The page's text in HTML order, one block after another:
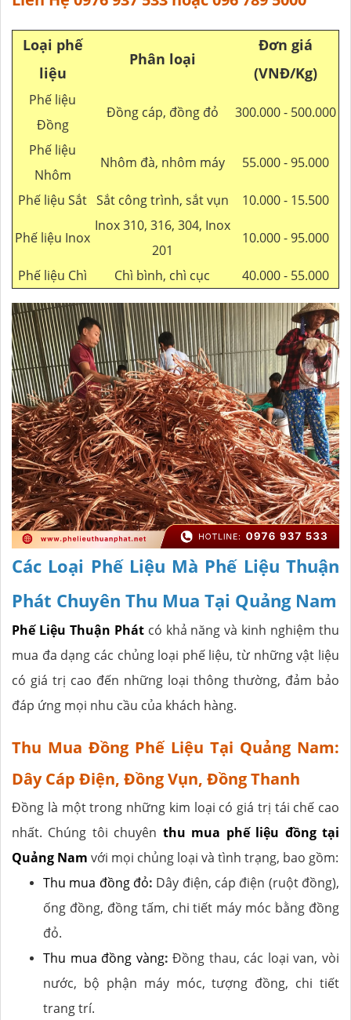
Loại phế
liệu
Phân loại
Đơn giá
(VNĐ/Kg)
Phế liệu
Đồng
Đồng cáp, đồng đỏ 300.000 - 500.000
Phế liệu
Nhôm
Nhôm đà, nhôm máy 55.000 - 95.000
Phế liệu Sắt Sắt công trình, sắt vụn 10.000 - 15.500
Phế liệu Inox
Inox 310, 316, 304, Inox
201
10.000 - 95.000
Phế liệu Chì Chì bình, chì cục 40.000 - 55.000
Các Loại Phế Liệu Mà Phế Liệu Thuận
Phát Chuyên Thu Mua Tại Quảng Nam
Phế Liệu Thuận Phátcó khả năng và kinh nghiệm thu
mua đa dạng các chủng loại phế liệu, từ những vật liệu
có giá trị cao đến những loại thông thường, đảm bảo
đáp ứng mọi nhu cầu của khách hàng.
Thu Mua Đồng Phế Liệu Tại Quảng Nam:
Dây Cáp Điện, Đồng Vụn, Đồng Thanh
Đồng là một trong những kim loại có giá trị tái chế cao
nhất. Chúng tôi chuyên thu mua phế liệu đồng tại
Quảng Nam với mọi chủng loại và tình trạng, bao gồm:
Thu mua đồng đỏ: Dây điện, cáp điện (ruột đồng),
ống đồng, đồng tấm, chi tiết máy móc bằng đồng
đỏ.
Thu mua đồng vàng: Đồng thau, các loại van, vòi
nước, bộ phận máy móc, tượng đồng, chi tiết
trang trí.